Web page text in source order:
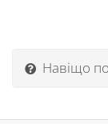
Навіщо